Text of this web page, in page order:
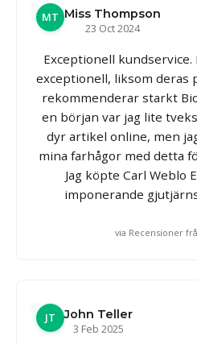
MT Miss Thompson
23 Oct 2024
Exceptionell
exceptionell, liksom deras
rekommenderar starkt
en början var jag lite
dyr artikel online, men
mina farhågor med detta
Jag köpte Carl Weblo
imponerande
via Recensioner
JT
John Teller
3 Feb 2025